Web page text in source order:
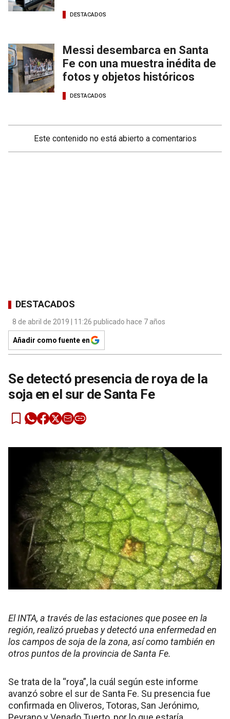
DESTACADOS
Messi desembarca en Santa
Fe con una muestra inédita de
fotos y objetos históricos
DESTACADOS
Este contenido no está abierto a comentarios
DESTACADOS
8 de abril de 2019 | 11:26 publicado hace 7 años
Añadir como fuente en
Se detectó presencia de roya de la
soja en el sur de Santa Fe
El INTA, a través de las estaciones que posee en la
región, realizó pruebas y detectó una enfermedad en
los campos de soja de la zona, así como también en
otros puntos de la provincia de Santa Fe.
Se trata de la “roya”, la cuál según este informe
avanzó sobre el sur de Santa Fe. Su presencia fue
confirmada en Oliveros, Totoras, San Jerónimo,